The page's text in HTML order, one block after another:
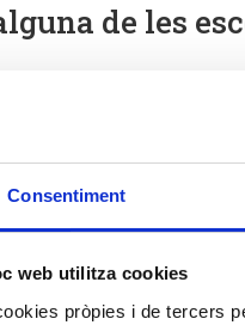
Consentiment
web utilitza cookies
pròpies i de tercers
de les